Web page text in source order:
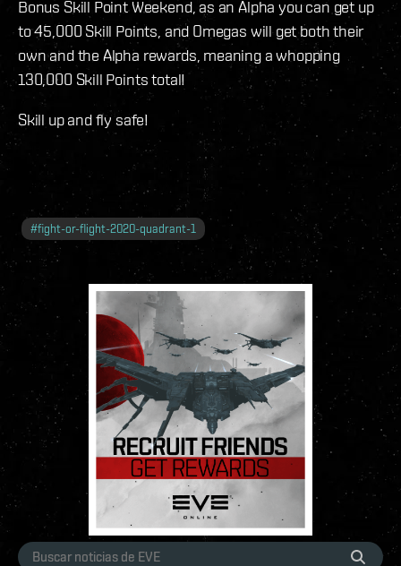
Bonus Skill Point Weekend, as an Alpha you can get up
to 45,000 Skill Points, and Omegas will get both their
own and the Alpha rewards, meaning a whopping
130,000 Skill Points total!
Skill up and fly safe!
#fight-or-flight-2020-quadrant-1